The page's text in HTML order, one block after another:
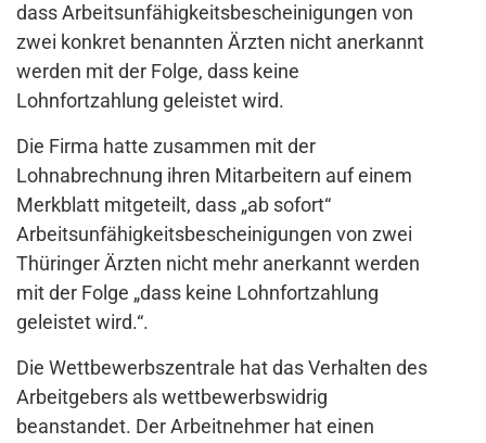
dass Arbeitsunfähigkeitsbescheinigungen von
zwei konkret benannten Ärzten nicht anerkannt
werden mit der Folge, dass keine
Lohnfortzahlung geleistet wird.
Die Firma hatte zusammen mit der
Lohnabrechnung ihren Mitarbeitern auf einem
Merkblatt mitgeteilt, dass „ab sofort“
Arbeitsunfähigkeitsbescheinigungen von zwei
Thüringer Ärzten nicht mehr anerkannt werden
mit der Folge „dass keine Lohnfortzahlung
geleistet wird.“.
Die Wettbewerbszentrale hat das Verhalten des
Arbeitgebers als wettbewerbswidrig
beanstandet. Der Arbeitnehmer hat einen